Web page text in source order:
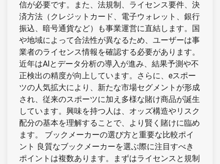
信が必要です。また、法規制、ライセンス要件、決
済方法（クレジットカード、電子ウォレット、銀行
振込、暗号通貨など）も事業運営に直結します。国
や地域によって合法性が異なるため、ユーザーは事
業者のライセンス情報を確認する必要があります。
近年はAIとデータ分析の導入が進み、結果予測や不
正検出の精度が向上しています。さらに、eスポー
ツの人気拡大により、新たな市場セグメントが形成
され、従来のスポーツに加え多様な賭け商品が誕生
しています。興味を持つ人は、オッズ構造やリスク
配分の基本を理解することで、より賢く賭けに臨め
ます。 ブックメーカーの選び方と重要な比較ポイ
ント 良質なブックメーカーを選ぶ際に注目すべき
ポイントは複数あります。まずはライセンスと規制